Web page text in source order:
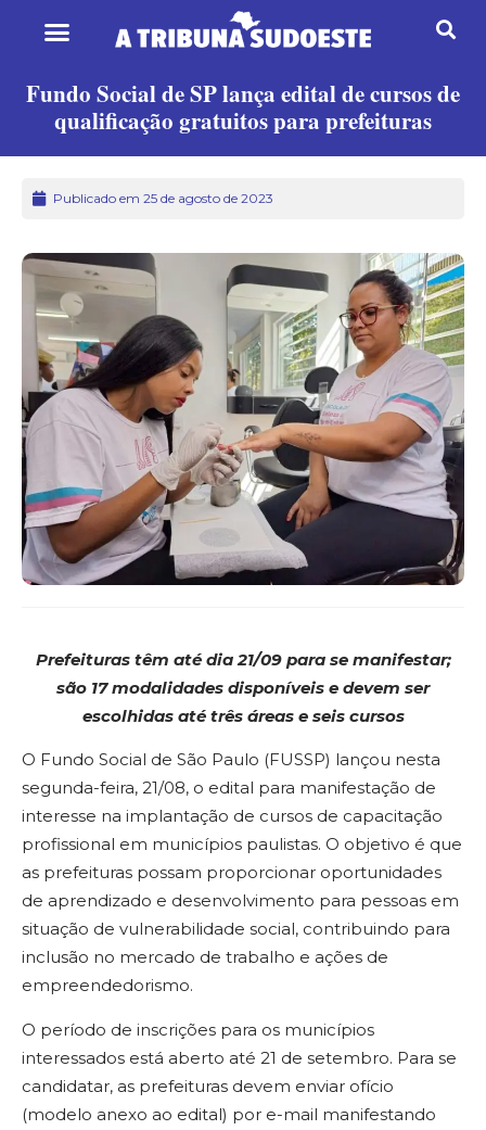
Fundo Social de SP lança edital de cursos de
qualificação gratuitos para prefeituras
Publicado em 25 de agosto de 2023
Prefeituras têm até dia 21/09 para se manifestar;
são 17 modalidades disponíveis e devem ser
escolhidas até três áreas e seis cursos
O Fundo Social de São Paulo (FUSSP) lançou nesta
segunda-feira, 21/08, o edital para manifestação de
interesse na implantação de cursos de capacitação
profissional em municípios paulistas. O objetivo é que
as prefeituras possam proporcionar oportunidades
de aprendizado e desenvolvimento para pessoas em
situação de vulnerabilidade social, contribuindo para
inclusão no mercado de trabalho e ações de
empreendedorismo.
O período de inscrições para os municípios
interessados está aberto até 21 de setembro. Para se
candidatar, as prefeituras devem enviar ofício
(modelo anexo ao edital) por e-mail manifestando